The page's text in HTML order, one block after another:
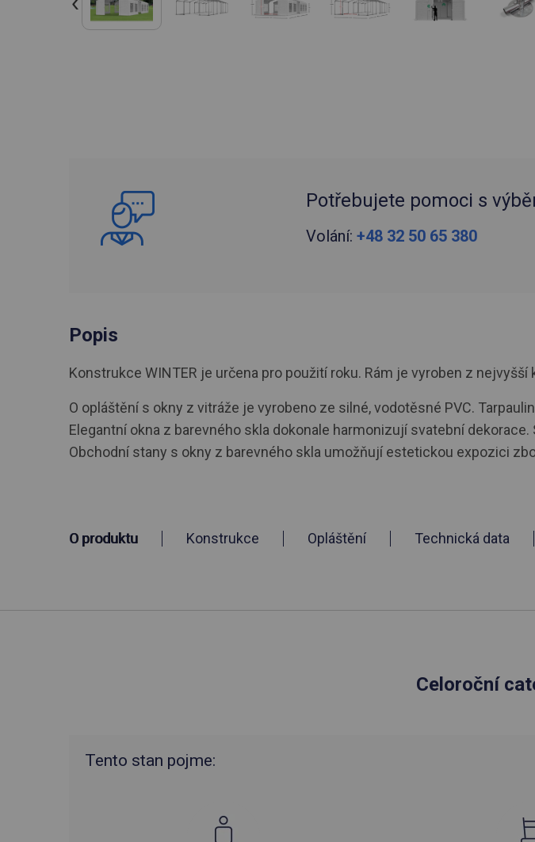
Potřebujete pomoci s
Volání: +48 32 50 65 380
Popis
Konstrukce WINTER je určena pro použití roku. Rám je vyroben z
O opláštění s okny z vitráže je vyrobeno ze silné, vodotěsné PVC.
Elegantní okna z barevného skla dokonale harmonizují svatební
Obchodní stany s okny z barevného skla umožňují estetickou expozici
O produktu Konstrukce Opláštění Technická data
Celoroční
Tento stan pojme: